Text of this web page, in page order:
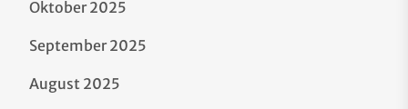
Oktober 2025
September 2025
August 2025